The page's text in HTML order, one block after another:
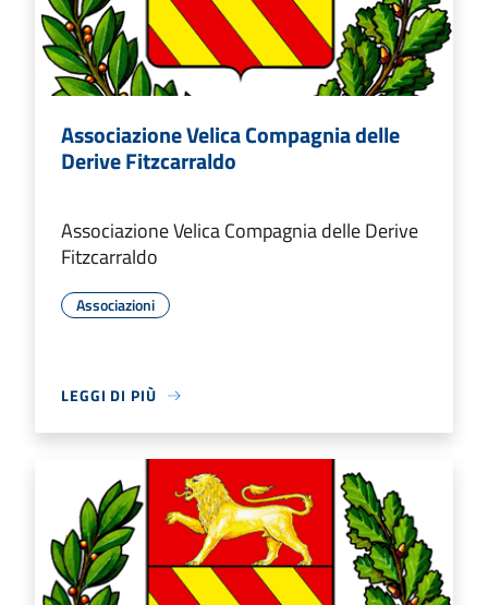
Associazione Velica Compagnia delle
Derive Fitzcarraldo
Associazione Velica Compagnia delle Derive
Fitzcarraldo
Associazioni
LEGGI DI PIÙ